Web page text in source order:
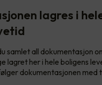
lagres i
samlet all dokumentasjon
lagret her i hele boligens
dokumentasjonen med